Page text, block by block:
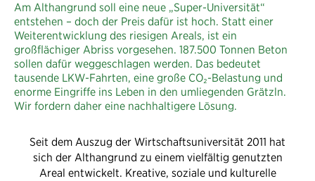
Am Althangrund soll eine neue „Super-Universität“
entstehen – doch der Preis dafür ist hoch. Statt einer
Weiterentwicklung des riesigen Areals, ist ein
großflächiger Abriss vorgesehen. 187.500 Tonnen Beton
sollen dafür weggeschlagen werden. Das bedeutet
tausende LKW-Fahrten, eine große CO₂-Belastung und
enorme Eingriffe ins Leben in den umliegenden Grätzln.
Wir fordern daher eine nachhaltigere Lösung.
Seit dem Auszug der Wirtschaftsuniversität 2011 hat
sich der Althangrund zu einem vielfältig genutzten
Areal entwickelt. Kreative, soziale und kulturelle